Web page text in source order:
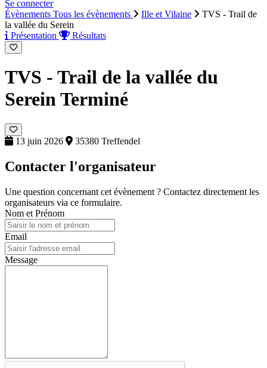
Se connecter
Évènements Tous les évènements Ille et Vilaine
TVS - Trail de
la vallée du Serein
Présentation
Résultats
TVS - Trail de la vallée du
SereinTerminé
13 juin 2026 35380 Treffendel
Contacter l'organisateur
Une question concernant cet évènement ? Contactez directement les
organisateurs via ce formulaire.
Nom et Prénom
Email
Message